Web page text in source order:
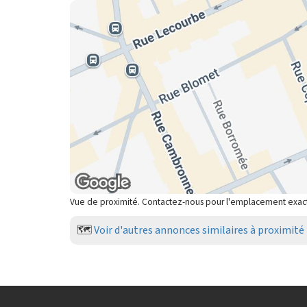
Vue de proximité. Contactez-nous pour l'emplacement
🗺️Voir d'autres annonces similaires à proximité